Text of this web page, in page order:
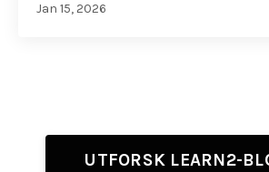
Jan 15, 2026
UTFORSK LEARN2-